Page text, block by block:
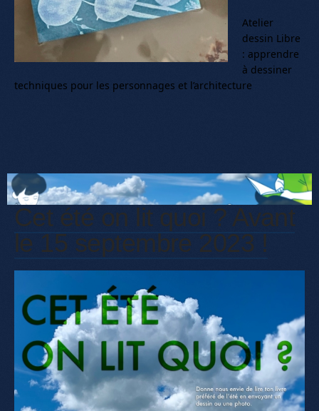
Atelier
dessin Libre
: apprendre
à dessiner
techniques pour les personnages et l’architecture
Cet été on lit quoi ? Avant
le 15 septembre 2023 !